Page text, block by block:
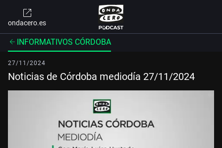
ondacero.es
INFORMATIVOS CÓRDOBA
27/11/2024
Noticias de Córdoba mediodía 27/11/2024